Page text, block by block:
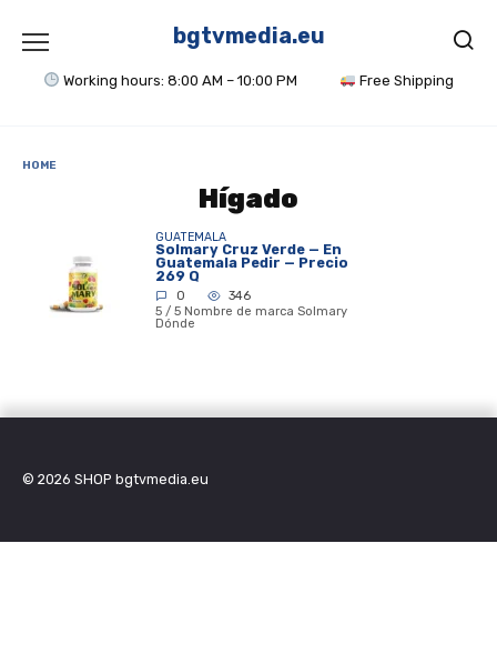
content
bgtvmedia.eu
Working hours: 8:00 AM – 10:00 PM Free Shipping
HOME
Hígado
GUATEMALA
Solmary Cruz Verde — En
Guatemala Pedir — Precio
269 Q
0
346
5 / 5 Nombre de marca Solmary
Dónde
© 2026 SHOP bgtvmedia.eu